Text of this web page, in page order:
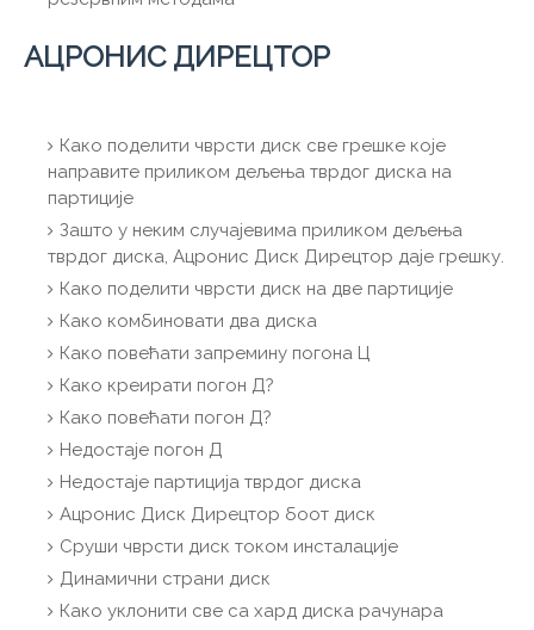
АЦРОНИС ДИРЕЦТОР
Како поделити чврсти диск све грешке које
направите приликом дељења тврдог диска на
партиције
Зашто у неким случајевима приликом дељења
тврдог диска, Ацронис Диск Дирецтор даје грешку.
Како поделити чврсти диск на две партиције
Како комбиновати два диска
Како повећати запремину погона Ц
Како креирати погон Д?
Како повећати погон Д?
Недостаје погон Д
Недостаје партиција тврдог диска
Ацронис Диск Дирецтор боот диск
Сруши чврсти диск током инсталације
Динамични страни диск
Како уклонити све са хард диска рачунара